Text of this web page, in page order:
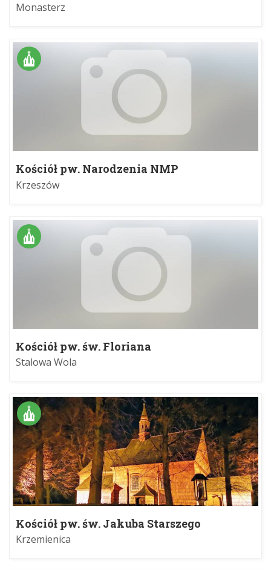
Monasterz
Kościół pw. Narodzenia NMP
Krzeszów
Kościół pw. św. Floriana
Stalowa Wola
Kościół pw. św. Jakuba Starszego
Krzemienica